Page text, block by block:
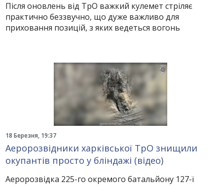
Після оновлень від ТрО важкий кулемет стріляє
практично беззвучно, що дуже важливо для
приховання позицій, з яких ведеться вогонь
18 Березня, 19:37
Аеророзвідники харківської ТрО знищили
окупантів просто у бліндажі (відео)
Аеророзвідка 225-го окремого батальйону 127-ї